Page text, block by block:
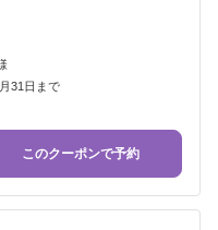
31日まで
このクーポンで予約